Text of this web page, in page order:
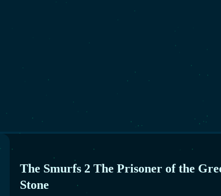
The Smurfs 2 The Prisoner of the
Stone